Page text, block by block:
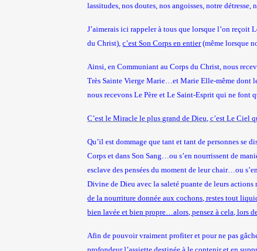
lassitudes, nos doutes, nos angoisses, notre
J’aimerais ici rappeler à tous que lorsque l’on reçoit
du Christ),c’est Son Corps en entier(même lorsque
Ainsi, en Communiant au Corps du Christ, nous
Très Sainte Vierge Marie…et Marie Elle-même dont
nous recevons Le Père et Le Saint-Esprit qui ne font
C’est le Miracle le plus grand de Dieu, c’est Le Ciel
Qu’il est dommage que tant et tant de personnes se
Corps et dans Son Sang…ou s’en nourrissent de
esclave des pensées du moment de leur chair…ou
Divine de Dieu avec la saleté puante de leurs
de la nourriture donnée aux cochons, restes tout
bien lavée et bien propre…alors, pensez à cela, lors
Afin de pouvoir vraiment profiter et pour ne pas